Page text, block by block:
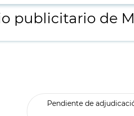
publicitario de
Pendiente de